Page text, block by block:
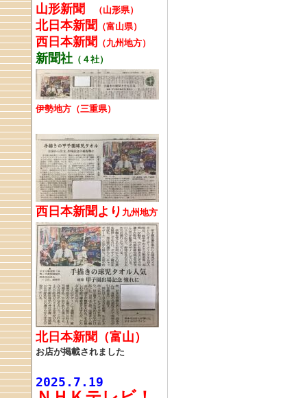
山形新聞 （山形県）
北日本新聞 （富山県）
西日本新聞 （九州地方）
新聞社（４社）
伊勢地方（三重県）
西日本新聞より 九州地方
北日本新聞（富山）
お店が掲載されました
2025.7.19